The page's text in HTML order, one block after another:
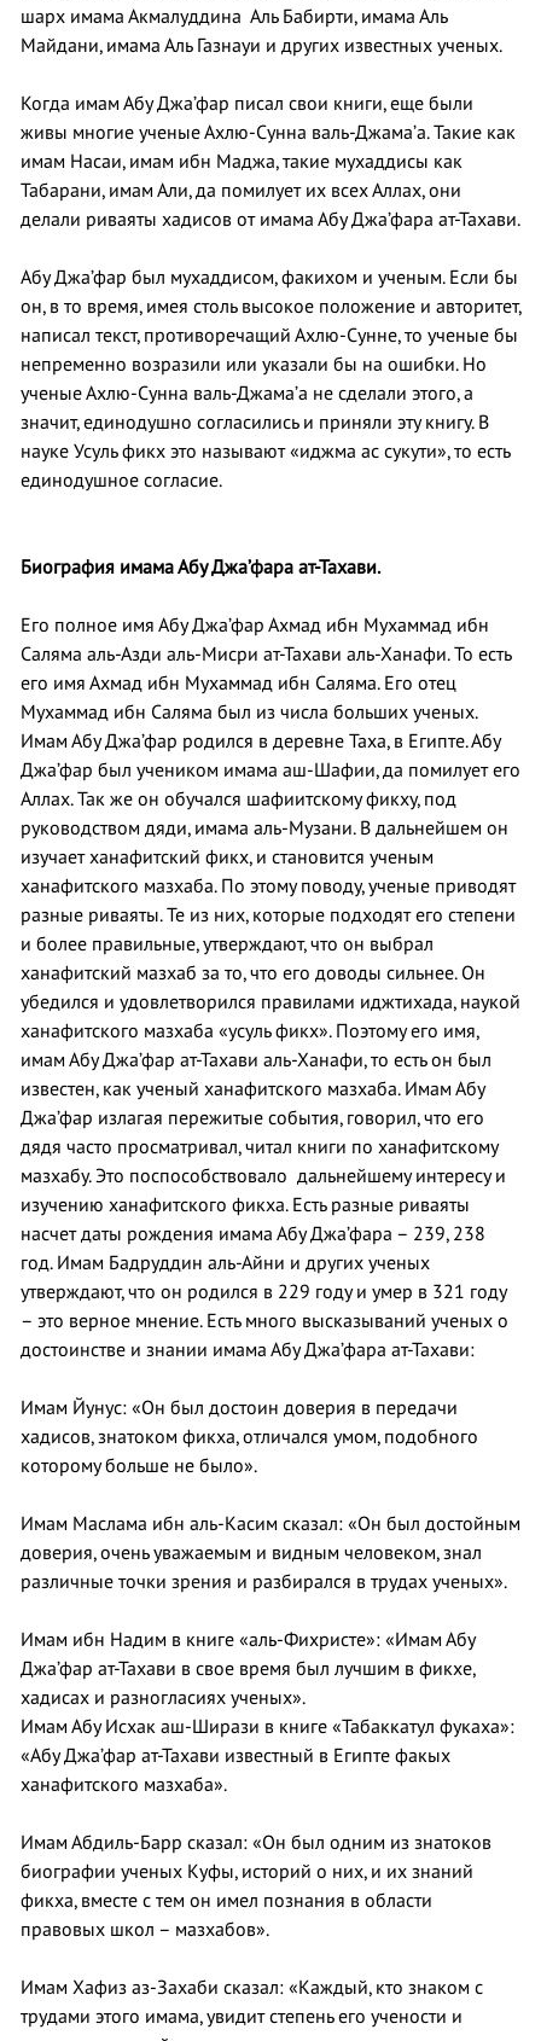
шарх имама Акмалуддина Аль Бабирти, имама Аль
Майдани, имама Аль Газнауи и других известных ученых.
Когда имам Абу Джа’фар писал свои книги, еще были
живы многие ученые Ахлю-Сунна валь-Джама’а. Такие как
имам Насаи, имам ибн Маджа, такие мухаддисы как
Табарани, имам Али, да помилует их всех Аллах, они
делали риваяты хадисов от имама Абу Джа’фара ат-Тахави.
Абу Джа’фар был мухаддисом, факихом и ученым. Если бы
он, в то время, имея столь высокое положение и авторитет,
написал текст, противоречащий Ахлю-Сунне, то ученые бы
непременно возразили или указали бы на ошибки. Но
ученые Ахлю-Сунна валь-Джама’а не сделали этого, а
значит, единодушно согласились и приняли эту книгу. В
науке Усуль фикх это называют «иджма ас сукути», то есть
единодушное согласие.
Биография имама Абу Джа’фара ат-Тахави.
Его полное имя Абу Джа’фар Ахмад ибн Мухаммад ибн
Саляма аль-Азди аль-Мисри ат-Тахави аль-Ханафи. То есть
его имя Ахмад ибн Мухаммад ибн Саляма. Его отец
Мухаммад ибн Саляма был из числа больших ученых.
Имам Абу Джа’фар родился в деревне Таха, в Египте. Абу
Джа’фар был учеником имама аш-Шафии, да помилует его
Аллах. Так же он обучался шафиитскому фикху, под
руководством дяди, имама аль-Музани. В дальнейшем он
изучает ханафитский фикх, и становится ученым
ханафитского мазхаба. По этому поводу, ученые приводят
разные риваяты. Те из них, которые подходят его степени
и более правильные, утверждают, что он выбрал
ханафитский мазхаб за то, что его доводы сильнее. Он
убедился и удовлетворился правилами иджтихада, наукой
ханафитского мазхаба «усуль фикх». Поэтому его имя,
имам Абу Джа’фар ат-Тахави аль-Ханафи, то есть он был
известен, как ученый ханафитского мазхаба. Имам Абу
Джа’фар излагая пережитые события, говорил, что его
дядя часто просматривал, читал книги по ханафитскому
мазхабу. Это поспособствовало дальнейшему интересу и
изучению ханафитского фикха. Есть разные риваяты
насчет даты рождения имама Абу Джа’фара – 239, 238
год. Имам Бадруддин аль-Айни и других ученых
утверждают, что он родился в 229 году и умер в 321 году
– это верное мнение. Есть много высказываний ученых о
достоинстве и знании имама Абу Джа’фара ат-Тахави:
Имам Йунус: «Он был достоин доверия в передачи
хадисов, знатоком фикха, отличался умом, подобного
которому больше не было».
Имам Маслама ибн аль-Касим сказал: «Он был достойным
доверия, очень уважаемым и видным человеком, знал
различные точки зрения и разбирался в трудах ученых».
Имам ибн Надим в книге «аль-Фихристе»: «Имам Абу
Джа’фар ат-Тахави в свое время был лучшим в фикхе,
хадисах и разногласиях ученых».
Имам Абу Исхак аш-Ширази в книге «Табаккатул фукаха»:
«Абу Джа’фар ат-Тахави известный в Египте факых
ханафитского мазхаба».
Имам Абдиль-Барр сказал: «Он был одним из знатоков
биографии ученых Куфы, историй о них, и их знаний
фикха, вместе с тем он имел познания в области
правовых школ – мазхабов».
Имам Хафиз аз-Захаби сказал: «Каждый, кто знаком с
трудами этого имама, увидит степень его учености и